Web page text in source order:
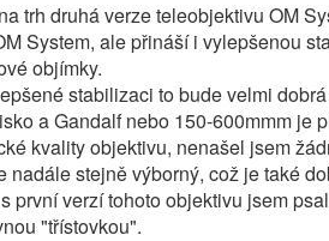
trh druhá verze teleobjektivu OM
System, ale přináší i vylepšenou
objímky.
stabilizaci to bude velmi
a Gandalf nebo 150-600mmm je
kvality objektivu, nenašel jsem
nadále stejně výborný, což je také
první verzí tohoto objektivu jsem
"třístovkou".